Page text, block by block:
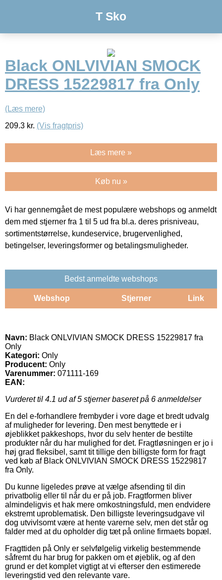
T Sko
Black ONLVIVIAN SMOCK
DRESS 15229817 fra Only
(Læs mere)
209.3 kr. (Vis fragtpris)
Læs mere »
Køb nu »
Vi har gennemgået de mest populære webshops og anmeldt
dem med stjerner fra 1 til 5 ud fra bl.a. deres prisniveau,
sortimentstørrelse, kundeservice, brugervenlighed,
betingelser, leveringsformer og betalingsmuligheder.
Bedst anmeldte webshops
Webshop Stjerner Link
Navn: Black ONLVIVIAN SMOCK DRESS 15229817 fra
Only
Kategori: Only
Producent: Only
Varenummer: 071111-169
EAN:
Vurderet til 4.1 ud af 5 stjerner baseret på 6 anmeldelser
En del e-forhandlere frembyder i vore dage et bredt udvalg
af muligheder for levering. Den mest benyttede er i
øjeblikket pakkeshops, hvor du selv henter de bestilte
produkter når du har mulighed for det. Fragtløsningen er jo i
høj grad fleksibel, samt tit tillige den billigste form for fragt
ved køb af Black ONLVIVIAN SMOCK DRESS 15229817
fra Only.
Du kunne ligeledes prøve at vælge afsending til din
privatbolig eller til når du er på job. Fragtformen bliver
almindeligvis et hak mere omkostningsfuld, men endvidere
ekstremt uproblematisk. Den billigste leveringsudgave vil
dog utvivlsomt være at hente varerne selv, men det står og
falder med at du opholder dig tæt på online firmaets bopæl.
Fragttiden på Only er selvfølgelig virkelig bestemmende
såfremt du har brug for pakken om et øjeblik, og af den
grund er det komplet vigtigt at vi efterser den estimerede
leveringstid ved den relevante vare.